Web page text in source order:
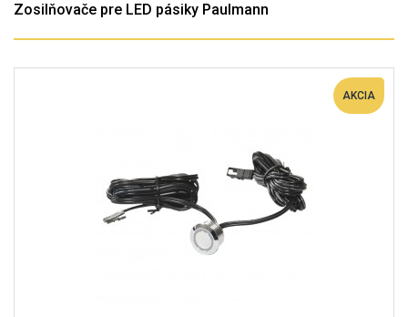
Zosilňovače pre LED pásiky Paulmann
AKCIA